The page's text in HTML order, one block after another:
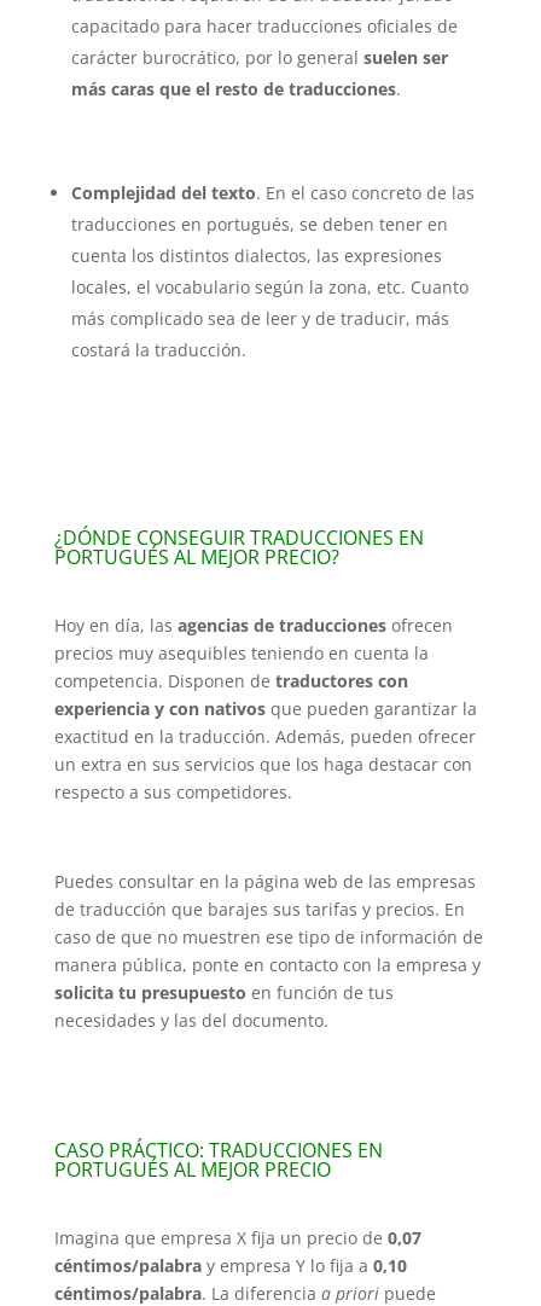
capacitado para hacer traducciones oficiales de
carácter burocrático, por lo general suelen ser
más caras que el resto de traducciones.
Complejidad del texto. En el caso concreto de las
traducciones en portugués, se deben tener en
cuenta los distintos dialectos, las expresiones
locales, el vocabulario según la zona, etc. Cuanto
más complicado sea de leer y de traducir, más
costará la traducción.
¿DÓNDE CONSEGUIR TRADUCCIONES EN
PORTUGUÉS AL MEJOR PRECIO?
Hoy en día, las agencias de traduccionesofrecen
precios muy asequibles teniendo en cuenta la
competencia. Disponen de traductores con
experiencia y con nativosque pueden garantizar la
exactitud en la traducción. Además, pueden ofrecer
un extra en sus servicios que los haga destacar con
respecto a sus competidores.
Puedes consultar en la página web de las empresas
de traducción que barajes sus tarifas y precios. En
caso de que no muestren ese tipo de información de
manera pública, ponte en contacto con la empresa y
solicita tu presupuesto en función de tus
necesidades y las del documento.
CASO PRÁCTICO: TRADUCCIONES EN
PORTUGUÉS AL MEJOR PRECIO
Imagina que empresa X fija un precio de 0,07
céntimos/palabray empresa Y lo fija a 0,10
céntimos/palabra. La diferencia a prioripuede